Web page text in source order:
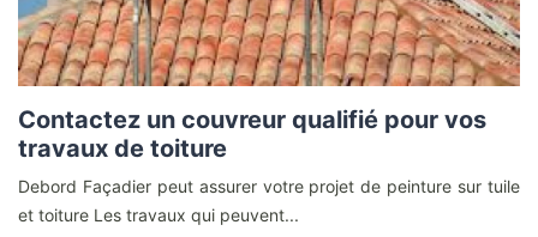
Contactez un couvreur qualifié pour vos
travaux de toiture
Debord Façadier peut assurer votre projet de peinture sur tuile
et toiture Les travaux qui peuvent...